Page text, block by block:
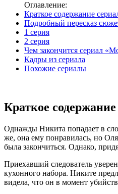
Оглавление:
Краткое содержание
Подробный пересказ
1 серия
2 серия
Чем закончится сериал
Кадры из сериала
Похожие сериалы
Краткое
Однажды Никита попадает в
же, она ему понравилась, но
была закончиться. Однако,
Приехавший следователь
кухонного набора. Никите
видела, что он в момент